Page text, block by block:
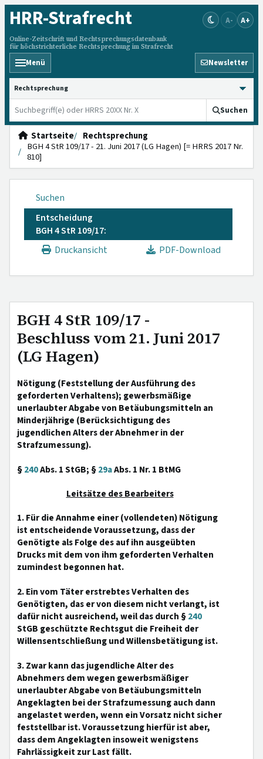
HRR-Strafrecht
Online-Zeitschrift und Rechtsprechungsdatenbank
für höchstrichterliche Rechtsprechung im Strafrecht
A- A+
Menü Newsletter
HRRS durchsuchen
Suchen
Startseite
Rechtsprechung
BGH 4 StR 109/17 - 21. Juni 2017 (LG Hagen) [= HRRS 2017 Nr.
810]
Suchen
Entscheidung
BGH 4 StR 109/17:
Druckansicht
PDF-Download
BGH 4 StR 109/17 -
Beschluss vom 21. Juni 2017
(LG Hagen)
Nötigung (Feststellung der Ausführung des
geforderten Verhaltens); gewerbsmäßige
unerlaubter Abgabe von Betäubungsmitteln an
Minderjährige (Berücksichtigung des
jugendlichen Alters der Abnehmer in der
Strafzumessung).
§240Abs. 1 StGB; §29aAbs. 1 Nr. 1 BtMG
Leitsätze des Bearbeiters
1. Für die Annahme einer (vollendeten) Nötigung
ist entscheidende Voraussetzung, dass der
Genötigte als Folge des auf ihn ausgeübten
Drucks mit dem von ihm geforderten Verhalten
zumindest begonnen hat.
2. Ein vom Täter erstrebtes Verhalten des
Genötigten, das er von diesem nicht verlangt, ist
dafür nicht ausreichend, weil das durch §240
StGB geschützte Rechtsgut die Freiheit der
Willensentschließung und Willensbetätigung ist.
3. Zwar kann das jugendliche Alter des
Abnehmers dem wegen gewerbsmäßiger
unerlaubter Abgabe von Betäubungsmitteln
Angeklagten bei der Strafzumessung auch dann
angelastet werden, wenn ein Vorsatz nicht sicher
feststellbar ist. Voraussetzung hierfür ist aber,
dass dem Angeklagten insoweit wenigstens
Fahrlässigkeit zur Last fällt.